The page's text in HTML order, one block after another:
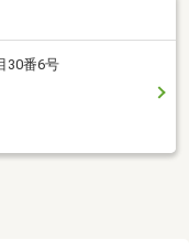
30番6号